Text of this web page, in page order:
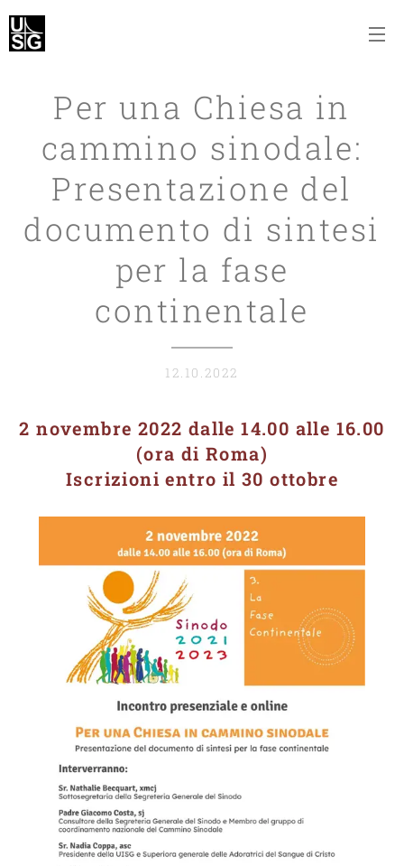
Per una Chiesa in
cammino sinodale:
Presentazione del
documento di sintesi
per la fase
continentale
12.10.2022
2 novembre 2022 dalle 14.00 alle 16.00
(ora di Roma)
Iscrizioni entro il 30 ottobre